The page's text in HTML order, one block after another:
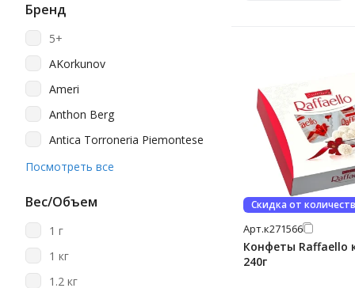
Бренд
5+
AKorkunov
Ameri
Anthon Berg
Antica Torroneria Piemontese
Babyfox
Посмотреть все
Вес/Объем
1 г
1 кг
1.2 кг
Скидка от
Арт.к271566
Конфеты Raffaello
240г